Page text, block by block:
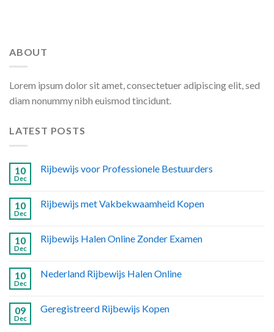
ABOUT
Lorem ipsum dolor sit amet, consectetuer adipiscing elit, sed
diam nonummy nibh euismod tincidunt.
LATEST POSTS
10
Dec
Rijbewijs voor Professionele Bestuurders
10
Dec
Rijbewijs met Vakbekwaamheid Kopen
10
Dec
Rijbewijs Halen Online Zonder Examen
10
Dec
Nederland Rijbewijs Halen Online
09
Dec
Geregistreerd Rijbewijs Kopen